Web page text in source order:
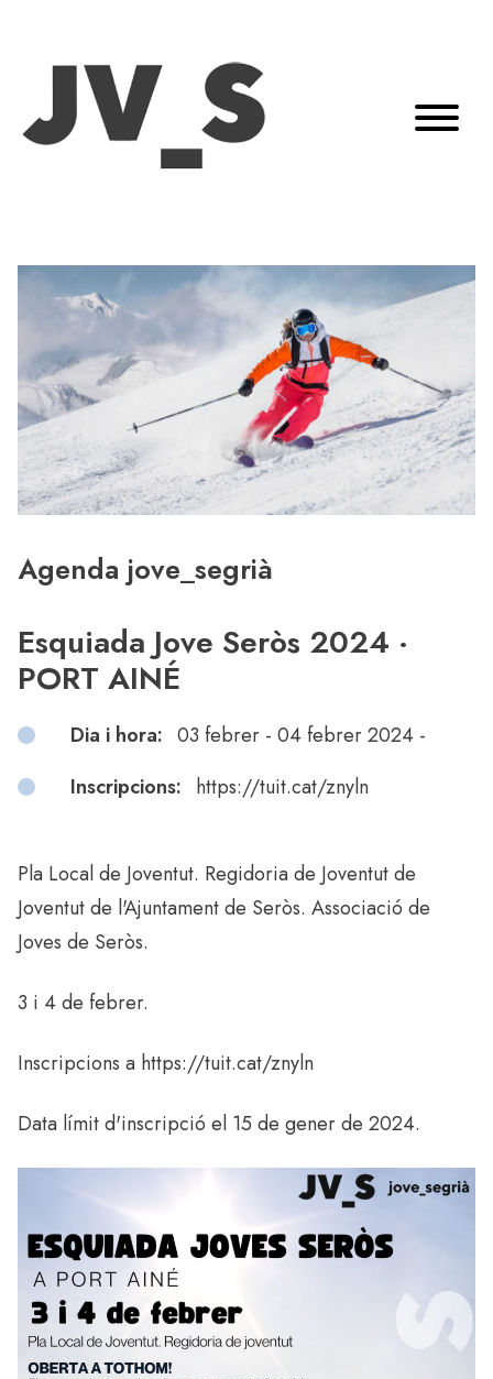
Agenda jove_segrià
Esquiada Jove Seròs 2024 ·
PORT AINÉ
Dia i hora: 03 febrer - 04 febrer 2024 -
Inscripcions: https://tuit.cat/znyln
Pla Local de Joventut. Regidoria de Joventut de
Joventut de l'Ajuntament de Seròs. Associació de
Joves de Seròs.
3 i 4 de febrer.
Inscripcions a https://tuit.cat/znyln
Data límit d'inscripció el 15 de gener de 2024.